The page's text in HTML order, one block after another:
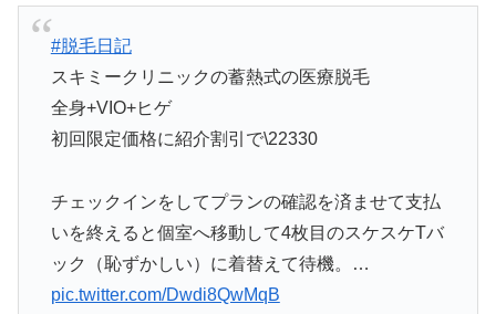
#脱毛日記
スキミークリニックの蓄熱式の医療脱毛
全身+VIO+ヒゲ
初回限定価格に紹介割引で\22330
チェックインをしてプランの確認を済ませて支払
いを終えると個室へ移動して4枚目のスケスケTバ
ック（恥ずかしい）に着替えて待機。…
pic.twitter.com/Dwdi8QwMqB